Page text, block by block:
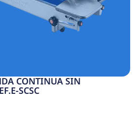
CONTINUA SIN
SCSC